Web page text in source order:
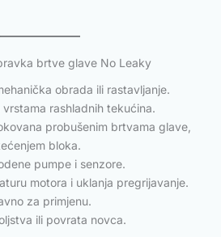
brtve glave No Leaky
obrada ili rastavljanje.
rashladnih tekućina.
probušenim brtvama glave,
bloka.
pumpe i senzore.
motora i uklanja pregrijavanje.
za primjenu.
ili povrata novca.